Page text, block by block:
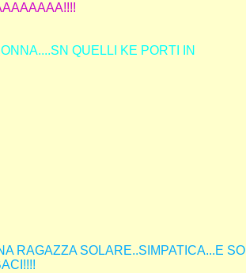
QUELLI KE PORTI IN
RAGAZZA SOLARE..SIMPATICA...E SO